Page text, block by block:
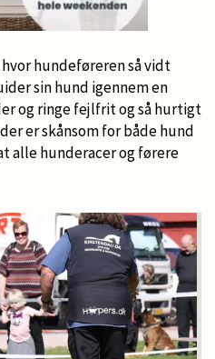
hundeføreren så vidt
sin hund igennem en
og ringe fejlfrit og så hurtigt
er skånsom for både hund
alle hunderacer og førere